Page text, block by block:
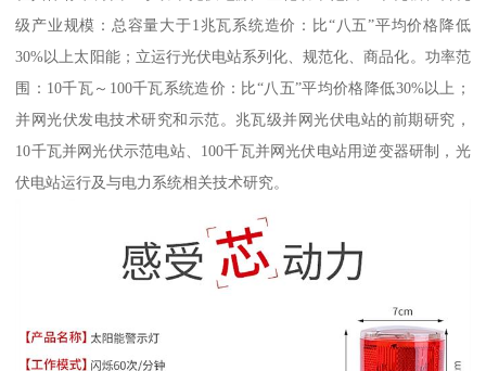
级产业规模：总容量大于1兆瓦系统造价：比“八五”平均价格降低
30%以上太阳能；立运行光伏电站系列化、规范化、商品化。功率范
围：10千瓦～100千瓦系统造价：比“八五”平均价格降低30%以上；
并网光伏发电技术研究和示范。兆瓦级并网光伏电站的前期研究，
10千瓦并网光伏示范电站、100千瓦并网光伏电站用逆变器研制，光
伏电站运行及与电力系统相关技术研究。